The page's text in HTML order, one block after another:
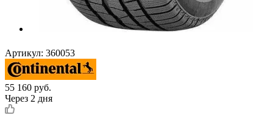
Артикул: 360053
55 160 руб.
Через 2 дня